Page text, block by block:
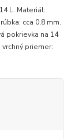
L. Materiál:
cca 0,8 mm.
pokrievka na 14
priemer: